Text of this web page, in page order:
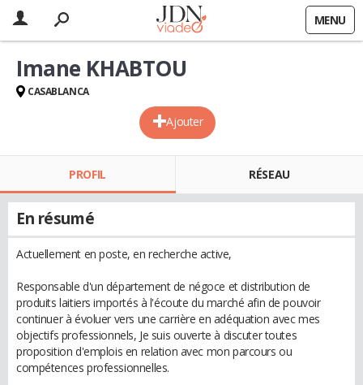
MENU
Ajouter
Imane KHABTOU
CASABLANCA
PROFIL RÉSEAU
En résumé
Actuellement en poste, en recherche active,
Responsable d'un département de négoce et distribution de
produits laitiers importés à l'écoute du marché afin de pouvoir
continuer à évoluer vers une carrière en adéquation avec mes
objectifs professionnels, Je suis ouverte à discuter toutes
proposition d'emplois en relation avec mon parcours ou
compétences professionnelles.